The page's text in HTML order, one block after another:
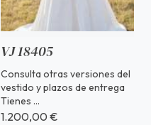
VJ 18405
Consulta otras versiones del
vestido y plazos de entrega
Tienes ...
1.200,00 €